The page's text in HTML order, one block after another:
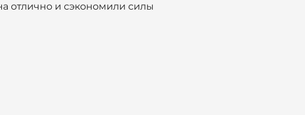
отлично и сэкономили силы